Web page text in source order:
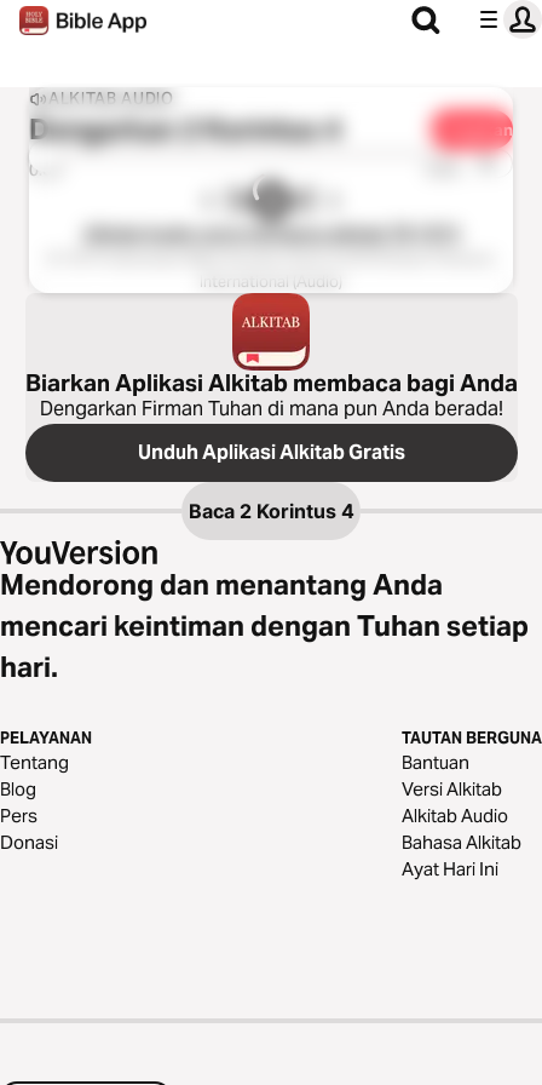
ALKITAB AUDIO
Dengarkan2 Korintus 4 Bagikan
0:00 1x
Alkitab Audio versi membaca alkitab TB 1974
International (Audio)
Biarkan Aplikasi Alkitab membaca bagi Anda
Dengarkan Firman Tuhan di mana pun Anda berada!
Unduh Aplikasi Alkitab Gratis
Baca 2 Korintus 4
Mendorong dan menantang Anda
mencari keintiman dengan Tuhan setiap
hari.
PELAYANAN
Tentang
Blog
Pers
Donasi
TAUTAN BERGUNA
Bantuan
Versi Alkitab
Alkitab Audio
Bahasa Alkitab
Ayat Hari Ini